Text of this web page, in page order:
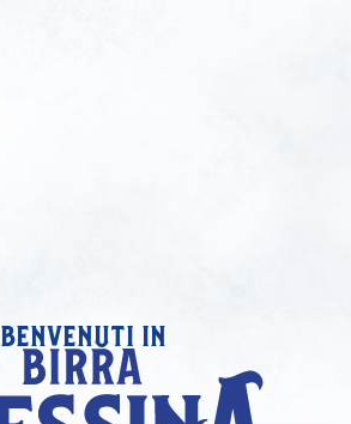
benvenuti in